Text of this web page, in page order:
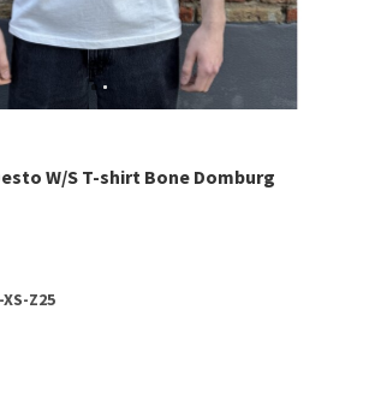
W/S T-shirt Bone Domburg
Z25